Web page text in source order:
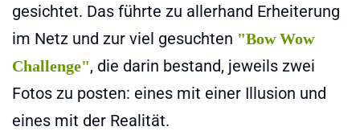
gesichtet. Das führte zu allerhand Erheiterung
im Netz und zur viel gesuchten "Bow Wow
Challenge", die darin bestand, jeweils zwei
Fotos zu posten: eines mit einer Illusion und
eines mit der Realität.